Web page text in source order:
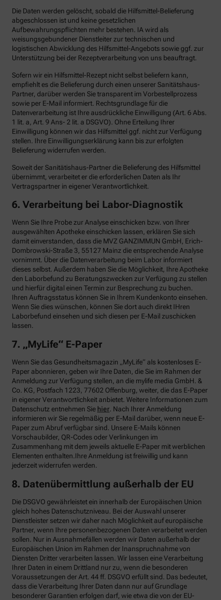
Die Daten werden gelöscht, sobald die Hilfsmittel-Belieferung
abgeschlossen ist und keine gesetzlichen
Aufbewahrungspflichten mehr bestehen. IA wird als
weisungsgebundener Dienstleiter zur technischen und
logistischen Abwicklung des Hilfsmittel-Angebots sowie ggf. zur
Unterstützung bei der Rezeptverarbeitung von uns beauftragt.
Sofern wir ein Hilfsmittel-Rezept nicht selbst beliefern kann,
empfiehlt es die Belieferung durch einen unserer Sanitätshaus-
Partner, darüber werden Sie transparent im Vorbestellprozess
sowie per E-Mail informiert. Rechtsgrundlage für die
Datenverarbeitung ist Ihre ausdrückliche Einwilligung (Art. 6 Abs.
1 lit. a, Art. 9 Ans- 2 lit. a DSGVO). Ohne Erteilung Ihrer
Einwilligung können wir das Hilfsmittel ggf. nicht zur Verfügung
stellen. Ihre Einwilligungserklärung kann bis zur erfolgten
Belieferung widerrufen werden.
Soweit der Sanitätishaus-Partner die Belieferung des Hilfsmittel
übernimmt, verarbeitet er die erforderlichen Daten als Ihr
Vertragspartner in eigener Verantwortlichkeit.
6. Verarbeitung bei Labor-Diagnostik
Wenn Sie Ihre Probe zur Analyse einschicken bzw. von Ihrer
ausgewählten Apotheke einschicken lassen, erklären Sie sich
damit einverstanden, dass die MVZ GANZIMMUN GmbH, Erich-
Dombrowski-Straße 3, 55127 Mainz die entsprechende Analyse
vornimmt. Über die Datenverarbeitung beim Labor informiert
dieses selbst. Außerdem haben Sie die Möglichkeit, Ihre Apotheke
den Laborbefund zu Beratungszwecken zur Verfügung zu stellen
und hierfür digital einen Termin zur Besprechung zu buchen.
Ihren Auftragsstatus können Sie in Ihrem Kundenkonto einsehen.
Wenn Sie dies wünschen, können Sie dort auch direkt IHren
Laborbefund einsehen und sich diesen per E-Mail zuschicken
lassen.
7. „MyLife“ E-Paper
Wenn Sie das Gesundheitsmagazin „MyLife“ als kostenloses E-
Paper abonnieren, geben wir Ihre Daten, die Sie im Rahmen der
Anmeldung zur Verfügung stellen, an die mylife media GmbH. &
Co. KG, Postfach 1223, 77602 Offenburg, weiter, die das E-Paper
in eigener Verantwortlichkeit anbietet. Weitere Informationen zum
Datenschutz entnehmen Sie hier . Nach Ihrer Anmeldung
informieren wir Sie regelmäßig per E-Mail darüber, wenn neue E-
Paper zum Abruf verfügbar sind. Unsere E-Mails können
Vorschaubilder, QR-Codes oder Verlinkungen im
Zusammenhang mit dem jeweils aktuelle E-Paper mit werblichen
Elementen enthalten.Ihre Anmeldung ist freiwillig und kann
jederzeit widerrufen werden.
8. Datenübermittlung außerhalb der EU
Die DSGVO gewährleistet ein innerhalb der Europäischen Union
gleich hohes Datenschutzniveau. Bei der Auswahl unserer
Dienstleister setzen wir daher nach Möglichkeit auf europäische
Partner, wenn Ihre personenbezogenen Daten verarbeitet werden
sollen. Nur in Ausnahmefällen werden wir Daten außerhalb der
Europäischen Union im Rahmen der Inanspruchnahme von
Diensten Dritter verarbeiten lassen. Wir lassen eine Verarbeitung
Ihrer Daten in einem Drittland nur zu, wenn die besonderen
Voraussetzungen der Art. 44 ff. DSGVO erfüllt sind. Das bedeutet,
dass die Verarbeitung Ihrer Daten dann nur auf Grundlage
besonderer Garantien erfolgen darf, wie etwa die von der EU-